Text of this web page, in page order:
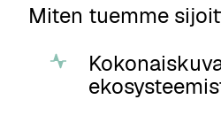
Miten tuemme